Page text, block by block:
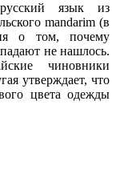
язык из
mandarim (в
о том, почему
не нашлось.
чиновники
утверждает, что
цвета одежды